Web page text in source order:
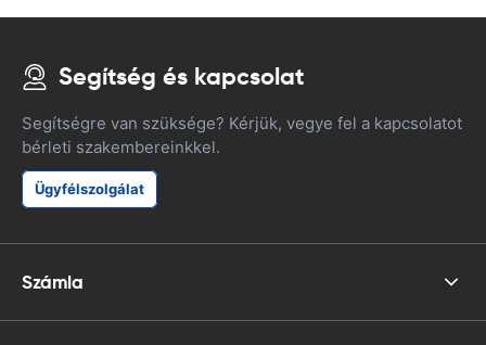
Segítség és kapcsolat
Segítségre van szüksége? Kérjük, vegye fel a kapcsolatot
bérleti szakembereinkkel.
Ügyfélszolgálat
Számla